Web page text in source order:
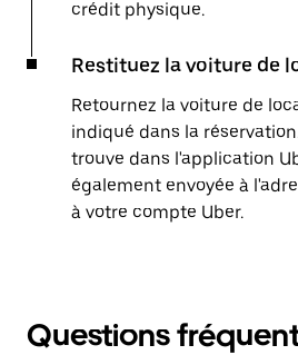
crédit physique.
Restituez la voiture de
Retournez la voiture de
indiqué dans la
trouve dans l'application
également envoyée à
à votre compte Uber.
Questions